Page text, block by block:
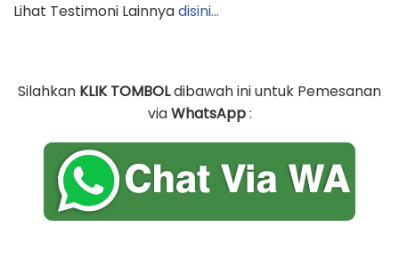
Lihat Testimoni Lainnyadisini…
Silahkan KLIK TOMBOLdibawah ini untuk Pemesanan
viaWhatsApp: